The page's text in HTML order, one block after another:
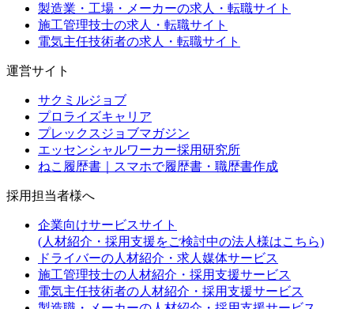
製造業・工場・メーカーの求人・転職サイト
施工管理技士の求人・転職サイト
電気主任技術者の求人・転職サイト
運営サイト
サクミルジョブ
プロライズキャリア
プレックスジョブマガジン
エッセンシャルワーカー採用研究所
ねこ履歴書｜スマホで履歴書・職歴書作成
採用担当者様へ
企業向けサービスサイト
(人材紹介・採用支援をご検討中の法人様はこちら)
ドライバーの人材紹介・求人媒体サービス
施工管理技士の人材紹介・採用支援サービス
電気主任技術者の人材紹介・採用支援サービス